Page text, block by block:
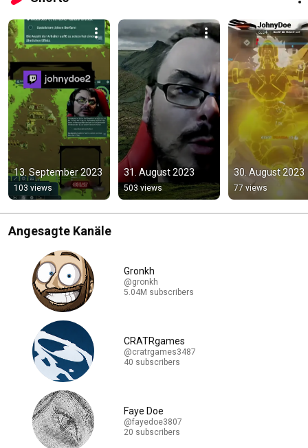
13. September 2023
103 views
31. August 2023
503 views
30. August 2023
77 views
Angesagte Kanäle
Gronkh
@gronkh
5.04M subscribers
CRATRgames
@cratrgames3487
40 subscribers
Faye Doe
@fayedoe3807
20 subscribers